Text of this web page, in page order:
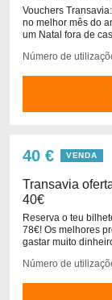
Vouchers
no melhor mês do
um Natal fora de
Número de
40 € VENDA
Transavia
40€
Reserva o teu
78€! Os melhores
gastar muito
Número de